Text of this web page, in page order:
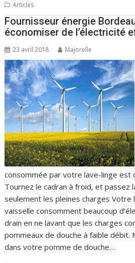
Articles
Fournisseur énergie
économiser de l’électricité
23 avril 2018 Majorelle
consommée par votre lave-linge est
Tournez le cadran à froid, et passez
seulement les pleines charges
vaisselle consomment beaucoup
drain en ne lavant que les charges
pommeaux de douche à faible débit.
dans votre pomme de douche…